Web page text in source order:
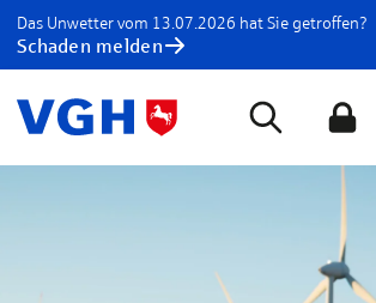
Das Unwetter vom 13.07.2026 hat Sie getroffen?
Schaden melden